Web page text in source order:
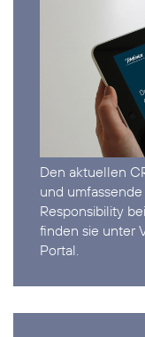
Den aktuellen
und
Responsibility
finden sie unter
Portal.